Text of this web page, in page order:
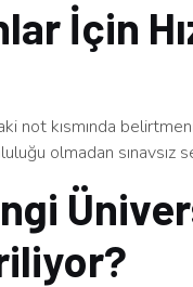
İçin
not kısmında
olmadan sınavsız